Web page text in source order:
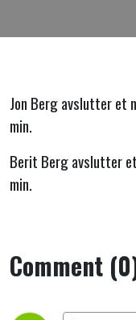
Jon Berg avslutter et
min.
Berit Berg avslutter
min.
Comment